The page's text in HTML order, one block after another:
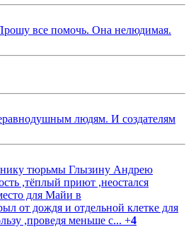
все помочь. Она нелюдимая.
людям. И создателям
тюрьмы Глызину Андрею
,тёплый приют ,неостался
для Майи в
от дождя и отдельной клетке для
,проведя меньше с... +4